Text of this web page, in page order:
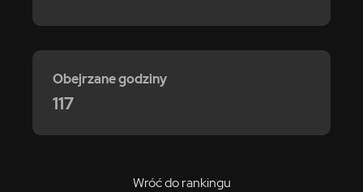
Wróć do rankingu
Obejrzane godziny
117